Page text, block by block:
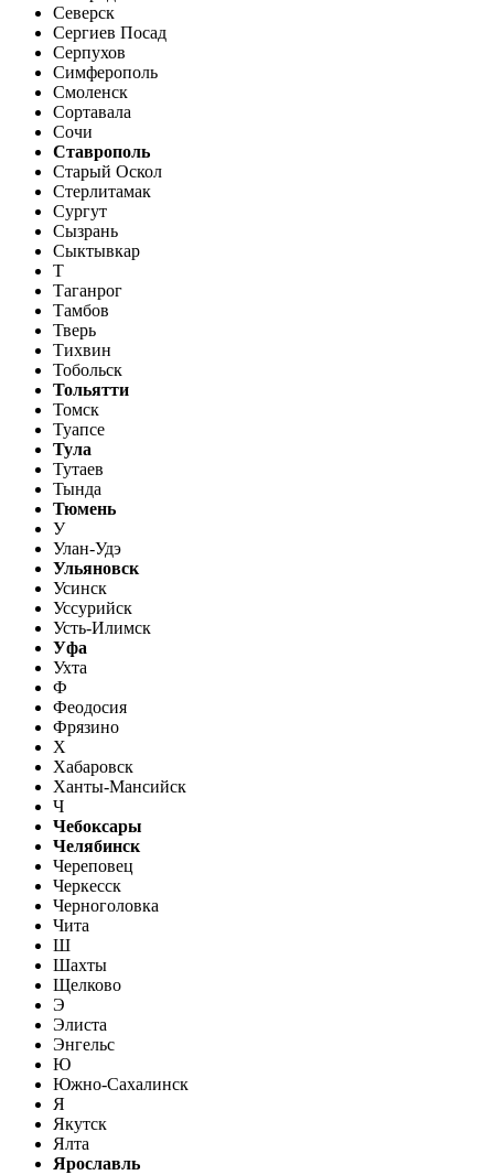
Северск
Сергиев Посад
Серпухов
Симферополь
Смоленск
Сортавала
Сочи
Ставрополь
Старый Оскол
Стерлитамак
Сургут
Сызрань
Сыктывкар
Т
Таганрог
Тамбов
Тверь
Тихвин
Тобольск
Тольятти
Томск
Туапсе
Тула
Тутаев
Тында
Тюмень
У
Улан-Удэ
Ульяновск
Усинск
Уссурийск
Усть-Илимск
Уфа
Ухта
Ф
Феодосия
Фрязино
Х
Хабаровск
Ханты-Мансийск
Ч
Чебоксары
Челябинск
Череповец
Черкесск
Черноголовка
Чита
Ш
Шахты
Щелково
Э
Элиста
Энгельс
Ю
Южно-Сахалинск
Я
Якутск
Ялта
Ярославль